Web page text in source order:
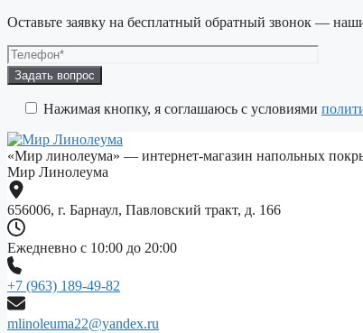
Оставьте заявку на бесплатный обратный звонок —
Оставьте
это
поле Нажимая кнопку, я соглашаюсь с условиями
«Мир линолеума» — интернет-магазин напольных
Мир Линолеума
656006, г. Барнаул, Павловский тракт, д. 166
Ежедневно с 10:00 до 20:00
+7 (963) 189-49-82
mlinoleuma22@yandex.ru